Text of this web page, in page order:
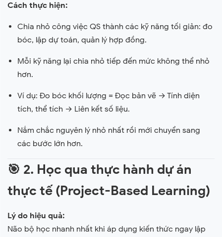
Cách thực hiện:
Chia nhỏ công việc QS thành các kỹ năng tối giản: đo
bóc, lập dự toán, quản lý hợp đồng.
Mỗi kỹ năng lại chia nhỏ tiếp đến mức không thể nhỏ
hơn.
Ví dụ: Đo bóc khối lượng = Đọc bản vẽ → Tính diện
tích, thể tích → Liên kết số liệu.
Nắm chắc nguyên lý nhỏ nhất rồi mới chuyển sang
các bước lớn hơn.
🎯 2. Học qua thực hành dự án
thực tế (Project-Based Learning)
Lý do hiệu quả:
Não bộ học nhanh nhất khi áp dụng kiến thức ngay lập